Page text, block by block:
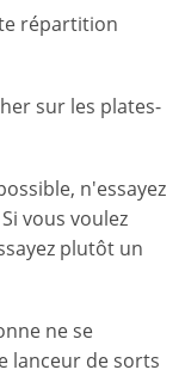
répartition
sur les plates-
n'essayez
vous voulez
plutôt un
ne se
lanceur de sorts